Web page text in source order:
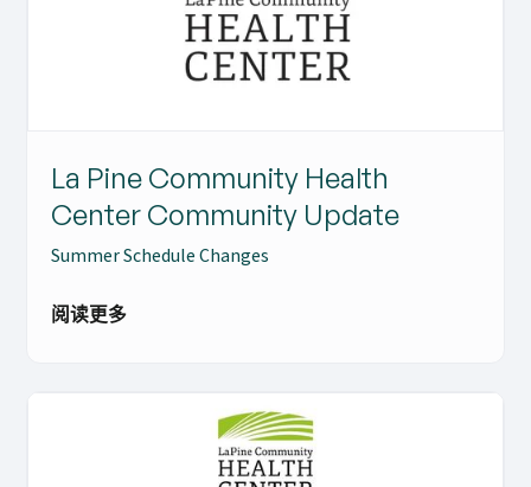
La Pine Community Health
Center Community Update
Summer Schedule Changes
阅读更多